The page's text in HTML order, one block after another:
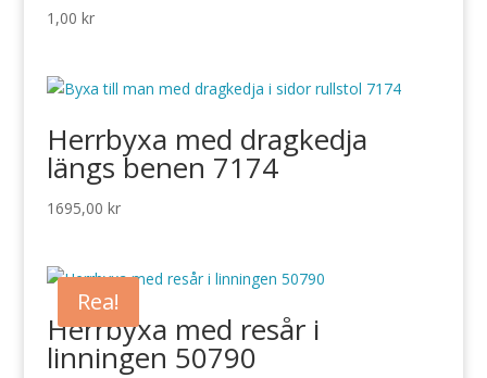
1,00 kr
Herrbyxa med dragkedja
längs benen 7174
1695,00 kr
Rea!
Herrbyxa med resår i
linningen 50790